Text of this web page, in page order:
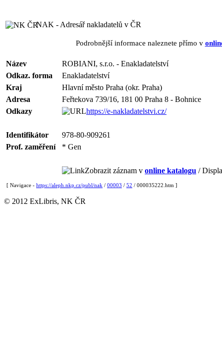
NAK - Adresář nakladatelů v ČR
Podrobnější informace naleznete přímo v
Název
ROBIANI, s.r.o. - Enakladatelství
Odkaz. forma
Enakladatelství
Kraj
Hlavní město Praha (okr. Praha)
Adresa
Feřtekova 739/16, 181 00 Praha 8 - Bohnice
Odkazy
https://e-nakladatelstvi.cz/
Identifikátor
978-80-909261
Prof. zaměření
* Gen
Zobrazit záznam v online katalogu /
[ Navigace - https://aleph.nkp.cz/publ/nak / 00003 / 52 / 000035222.htm ]
© 2012 ExLibris, NK ČR